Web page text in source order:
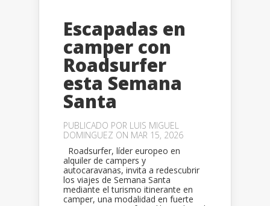
Escapadas en
camper con
Roadsurfer
esta Semana
Santa
PUBLICADO POR LUIS MIGUEL
DOMINGUEZ ON MAR 15, 2026
Roadsurfer, líder europeo en
alquiler de campers y
autocaravanas, invita a redescubrir
los viajes de Semana Santa
mediante el turismo itinerante en
camper, una modalidad en fuerte